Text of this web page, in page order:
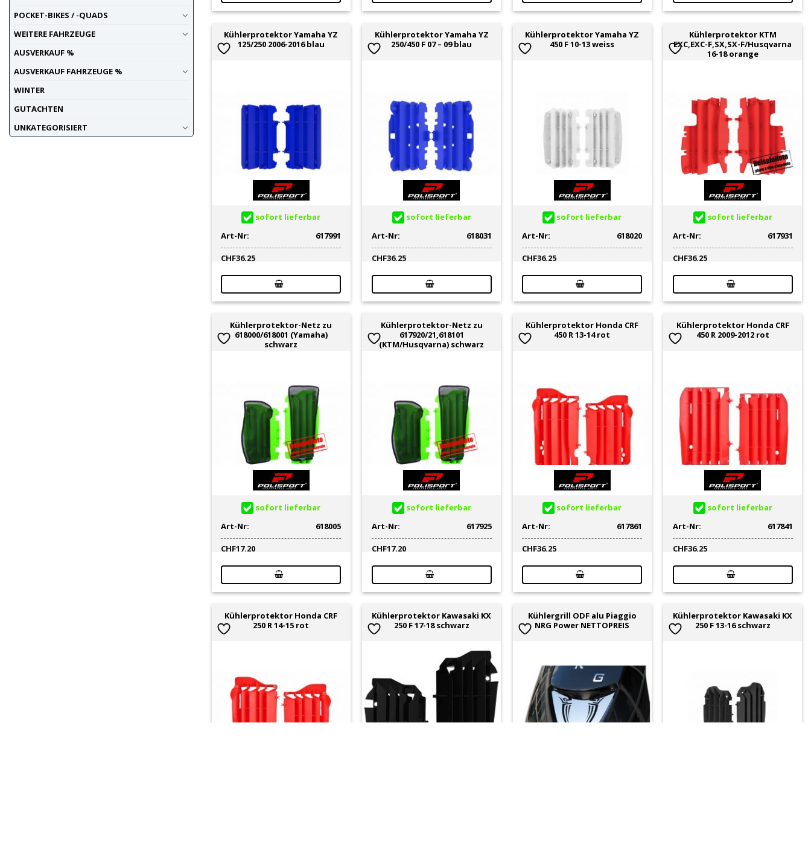
POCKET-BIKES / -QUADS
WEITERE FAHRZEUGE
AUSVERKAUF %
AUSVERKAUF FAHRZEUGE %
WINTER
GUTACHTEN
UNKATEGORISIERT
Kühlerprotektor Yamaha YZ
125/250 2006-2016 blau
sofort lieferbar
Art-Nr:
617991
CHF36.25
Kühlerprotektor Yamaha YZ
250/450 F 07 – 09 blau
sofort lieferbar
Art-Nr:
618031
CHF36.25
Kühlerprotektor Yamaha YZ
450 F 10-13 weiss
sofort lieferbar
Art-Nr:
618020
CHF36.25
Kühlerprotektor KTM
EXC,EXC-F,SX,SX-F/Husqvarna
16-18 orange
sofort lieferbar
Art-Nr:
617931
CHF36.25
Kühlerprotektor-Netz zu
618000/618001 (Yamaha)
schwarz
sofort lieferbar
Art-Nr:
618005
CHF17.20
Kühlerprotektor-Netz zu
617920/21,618101
(KTM/Husqvarna) schwarz
sofort lieferbar
Art-Nr:
617925
CHF17.20
Kühlerprotektor Honda CRF
450 R 13-14 rot
sofort lieferbar
Art-Nr:
617861
CHF36.25
Kühlerprotektor Honda CRF
450 R 2009-2012 rot
sofort lieferbar
Art-Nr:
617841
CHF36.25
Kühlerprotektor Honda CRF
250 R 14-15 rot
Kühlerprotektor Kawasaki KX
250 F 17-18 schwarz
Kühlergrill ODF alu Piaggio
NRG Power NETTOPREIS
Kühlerprotektor Kawasaki KX
250 F 13-16 schwarz